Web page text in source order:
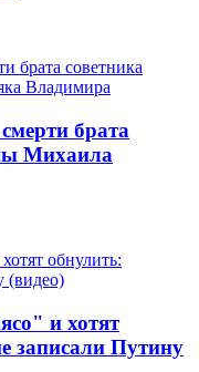
брата
Михаила
и хотят
записали Путину